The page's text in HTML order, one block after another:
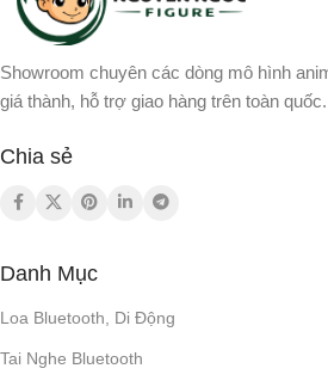
Showroom chuyên các dòng mô hình
giá thành, hỗ trợ giao hàng trên toàn quốc.
Chia sẻ
Danh Mục
Loa Bluetooth, Di Động
Tai Nghe Bluetooth